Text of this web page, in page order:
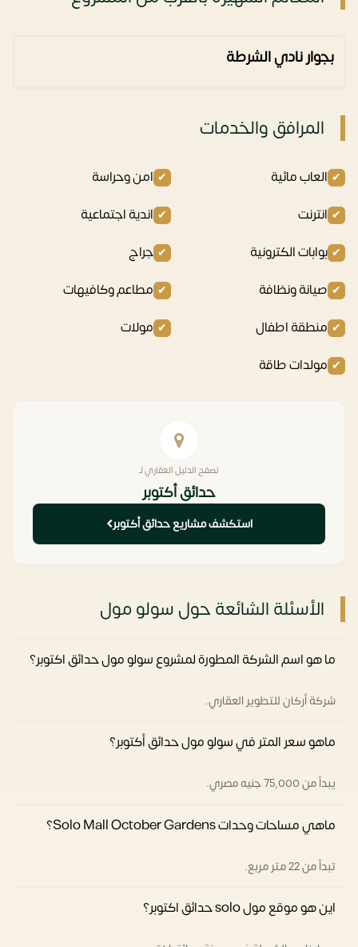
بجوار نادي الشرطة
المرافق والخدمات
العاب مائية
امن وحراسة
انترنت
اندية اجتماعية
بوابات الكترونية
جراج
صيانة ونظافة
مطاعم وكافيهات
منطقة اطفال
مولات
مولدات طاقة
تصفح الدليل العقاري لـ
حدائق أكتوبر
استكشف مشاريع حدائق أكتوبر
الأسئلة الشائعة حول ‫سولو مول
ما هو اسم الشركة المطورة لمشروع سولو مول حدائق اكتوبر؟
شركة أركان للتطوير العقاري.
ماهو سعر المتر في ‫سولو مول حدائق أكتوبر؟
يبدأ من 75,000 جنيه مصري.
ماهي مساحات وحدات Solo Mall October Gardens؟
تبدأ من 22 متر مربع.
اين هو موقع مول solo حدائق اكتوبر؟